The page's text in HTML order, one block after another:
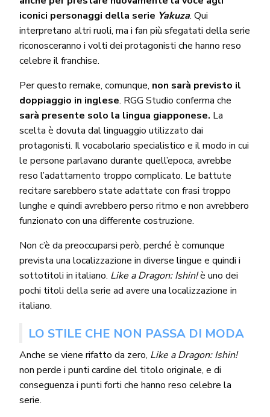
iconici personaggi della serie Yakuza. Qui
interpretano altri ruoli, ma i fan più sfegatati della serie
riconosceranno i volti dei protagonisti che hanno reso
celebre il franchise.
Per questo remake, comunque, non sarà previsto il
doppiaggio in inglese. RGG Studio conferma che
sarà presente solo la lingua giapponese. La
scelta è dovuta dal linguaggio utilizzato dai
protagonisti. Il vocabolario specialistico e il modo in cui
le persone parlavano durante quell’epoca, avrebbe
reso l’adattamento troppo complicato. Le battute
recitare sarebbero state adattate con frasi troppo
lunghe e quindi avrebbero perso ritmo e non avrebbero
funzionato con una differente costruzione.
Non c’è da preoccuparsi però, perché è comunque
prevista una localizzazione in diverse lingue e quindi i
sottotitoli in italiano. Like a Dragon: Ishin!è uno dei
pochi titoli della serie ad avere una localizzazione in
italiano.
LO STILE CHE NON PASSA DI MODA
Anche se viene rifatto da zero, Like a Dragon: Ishin!
non perde i punti cardine del titolo originale, e di
conseguenza i punti forti che hanno reso celebre la
serie.